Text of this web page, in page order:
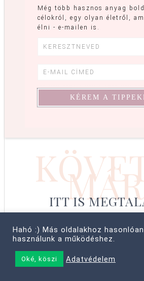
Még több hasznos anyag
célokról, egy olyan életről,
élni - e-mailen is.
ITT IS
© COPYRIGHT 2008–2026 CABBIT
• MINDEN JOG
Hahó :) Más oldalakhoz
használunk a működéshez.
Oké, köszi Adatvédelem